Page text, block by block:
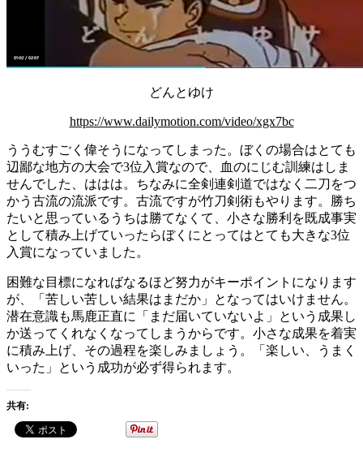
どんとゆけ
https://www.dailymotion.com/video/xgx7bc
ううむすごく偉そうになってしまった。ぼくの場合はとても
辺鄙な地方の大会で3位入賞なので、血のにじむ訓練はしま
せんでした、ははは。ちなみに全剣連剣道ではなく二刀をつ
かう古流の流派です。古流ですが竹刀剣術もやります。勝ち
たいと思っているうちは勝てなくて、小さな勝利を既成事実
として積み上げていったらぼくにとってはとても大きな3位
入賞になっていました。
困難な目標になればなるほど努力がキーポイントになります
が、「苦しい苦しい結果はまだか」となってはいけません。
潜在意識も馬鹿正直に「まだ届いていないよ」という成果し
か送ってくれなくなってしまうからです。小さな成果を着実
に積み上げ、その過程を楽しみましょう。「楽しい、うまく
いった」という成功が必ず得られます。
共有: